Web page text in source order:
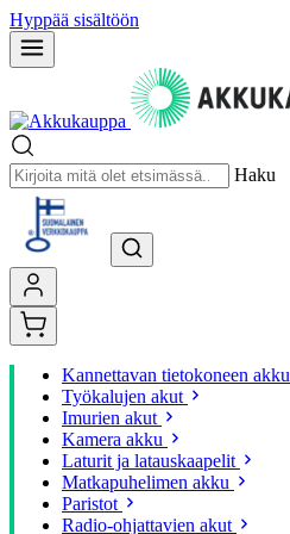
Hyppää sisältöön
Haku
Kannettavan tietokoneen akku
Työkalujen akut
Imurien akut
Kamera akku
Laturit ja latauskaapelit
Matkapuhelimen akku
Paristot
Radio-ohjattavien akut